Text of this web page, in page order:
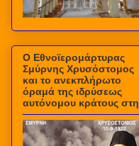
Ο Εθνοϊερομάρτυρας
Σμύρνης Χρυσόστομος
και το ανεκπλήρωτο
όραμά της ιδρύσεως
αυτόνομου κράτους στη